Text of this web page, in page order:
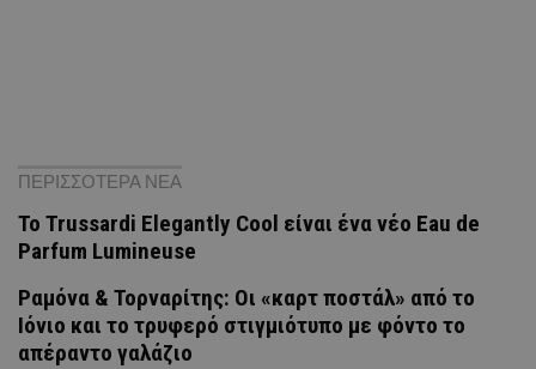
ΠΕΡΙΣΣΟΤΕΡΑ ΝΕΑ
Το Trussardi Elegantly Cool είναι ένα νέο Eau de
Parfum Lumineuse
Ραμόνα & Τορναρίτης: Οι «καρτ ποστάλ» από το
Ιόνιο και το τρυφερό στιγμιότυπο με φόντο το
απέραντο γαλάζιο